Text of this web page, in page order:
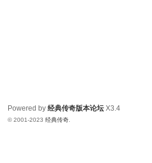
Powered by经典传奇版本论坛 X3.4
© 2001-2023经典传奇